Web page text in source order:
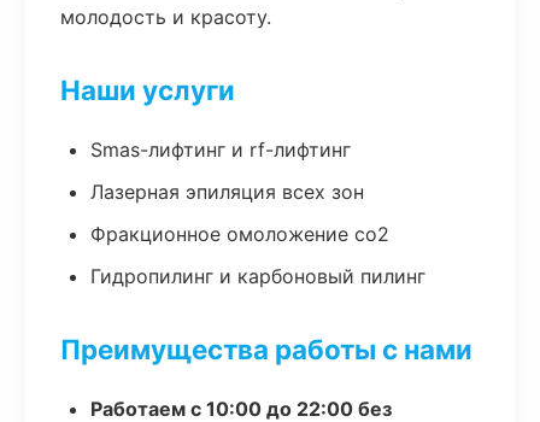
молодость и красоту.
Наши услуги
Smas-лифтинг и rf-лифтинг
Лазерная эпиляция всех зон
Фракционное омоложение co2
Гидропилинг и карбоновый пилинг
Преимущества работы с нами
Работаем с 10:00 до 22:00 без